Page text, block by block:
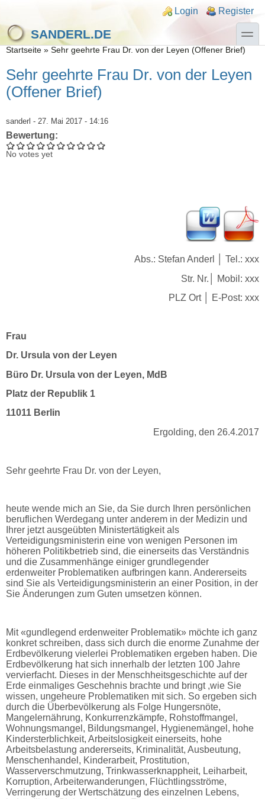
Login links
Login Register
SANDERL.DE
toggle
Sie sind hier
Startseite » Sehr geehrte Frau Dr. von der Leyen (Offener Brief)
Sehr geehrte Frau Dr. von der Leyen
(Offener Brief)
sanderl - 27. Mai 2017 - 14:16
Bewertung:
No votes yet
Abs.: Stefan Anderl │ Tel.: xxx
Str. Nr.│ Mobil: xxx
PLZ Ort │ E-Post: xxx
Frau
Dr. Ursula von der Leyen
Büro Dr. Ursula von der Leyen, MdB
Platz der Republik 1
11011 Berlin
Ergolding, den 26.4.2017
Sehr geehrte Frau Dr. von der Leyen,
heute wende mich an Sie, da Sie durch Ihren persönlichen
beruflichen Werdegang unter anderem in der Medizin und
Ihrer jetzt ausgeübten Ministertätigkeit als
Verteidigungsministerin eine von wenigen Personen im
höheren Politikbetrieb sind, die einerseits das Verständnis
und die Zusammenhänge einiger grundlegender
erdenweiter Problematiken aufbringen kann. Andererseits
sind Sie als Verteidigungsministerin an einer Position, in der
Sie Änderungen zum Guten umsetzen können.
Mit «gundlegend erdenweiter Problematik» möchte ich ganz
konkret schreiben, dass sich durch die enorme Zunahme der
Erdbevölkerung vielerlei Problematiken ergeben haben. Die
Erdbevölkerung hat sich innerhalb der letzten 100 Jahre
vervierfacht. Dieses in der Menschheitsgeschichte auf der
Erde einmaliges Geschehnis brachte und bringt ,wie Sie
wissen, ungeheure Problematiken mit sich. So ergeben sich
durch die Überbevölkerung als Folge Hungersnöte,
Mangelernährung, Konkurrenzkämpfe, Rohstoffmangel,
Wohnungsmangel, Bildungsmangel, Hygienemängel, hohe
Kindersterblichkeit, Arbeitslosigkeit einerseits, hohe
Arbeitsbelastung andererseits, Kriminalität, Ausbeutung,
Menschenhandel, Kinderarbeit, Prostitution,
Wasserverschmutzung, Trinkwasserknappheit, Leiharbeit,
Korruption, Arbeiterwanderungen, Flüchtlingsströme,
Verringerung der Wertschätzung des einzelnen Lebens,